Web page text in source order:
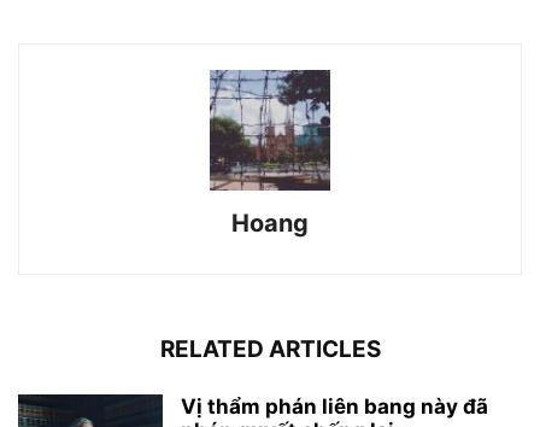
Hoang
RELATED ARTICLES
Vị thẩm phán liên bang này đã